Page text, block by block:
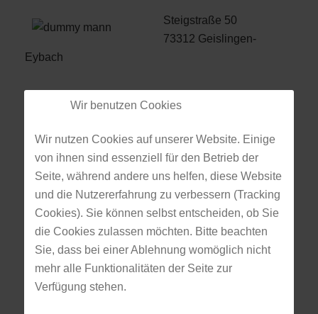
Steigstraße 50
73312 Geislingen-
Eybach
Peter Guiremand
Rösgasse 65
73312 Geislingen-
Eybach
Diese E-Mail-Adresse ist vor Spambots geschützt!
Zur Anzeige muss JavaScript eingeschaltet sein.
Wir benutzen Cookies
Wir nutzen Cookies auf unserer Website. Einige
von ihnen sind essenziell für den Betrieb der
Seite, während andere uns helfen, diese Website
und die Nutzererfahrung zu verbessern (Tracking
Cookies). Sie können selbst entscheiden, ob Sie
die Cookies zulassen möchten. Bitte beachten
Sie, dass bei einer Ablehnung womöglich nicht
mehr alle Funktionalitäten der Seite zur
Verfügung stehen.